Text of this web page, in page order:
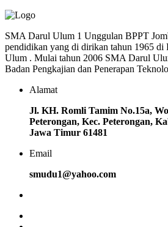
SMA Darul Ulum 1 Unggulan BPPT
pendidikan yang di dirikan tahun 1965 di
Ulum . Mulai tahun 2006 SMA Darul
Badan Pengkajian dan Penerapan
Alamat
Jl. KH. Romli Tamim No.15a,
Peterongan, Kec. Peterongan,
Jawa Timur 61481
Email
smudu1@yahoo.com